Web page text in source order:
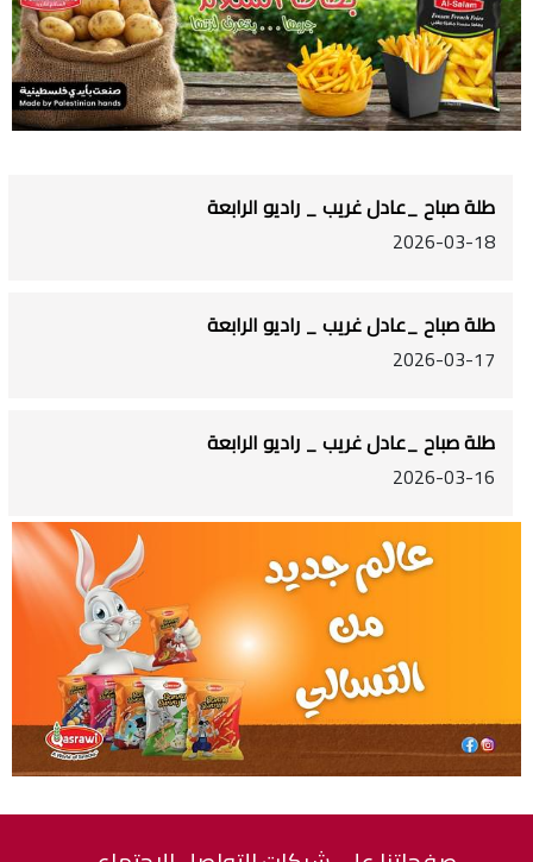
طلة صباح _عادل غريب _ راديو الرابعة
2026-03-18
طلة صباح _عادل غريب _ راديو الرابعة
2026-03-17
طلة صباح _عادل غريب _ راديو الرابعة
2026-03-16